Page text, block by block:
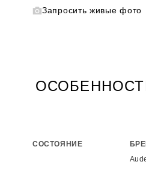
WHATSAPP
Запросить живые фото
СОСТОЯНИЕ